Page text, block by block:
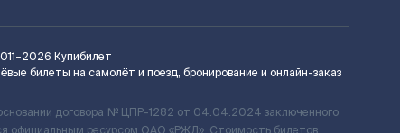
Купибилет
билеты на самолёт и поезд, бронирование и онлайн-заказ
договора № ЦПР-1282 от 04.04.2024 заключенного